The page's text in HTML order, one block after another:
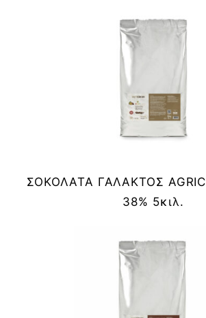
ΣΟΚΟΛΑΤΑ ΓΑΛΑΚΤΟΣ
38% 5κιλ.